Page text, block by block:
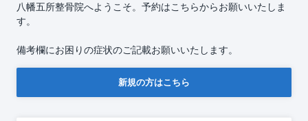
八幡五所整骨院へようこそ。予約はこちらからお願いいたしま
す。
備考欄にお困りの症状のご記載お願いいたします。
新規の方はこちら